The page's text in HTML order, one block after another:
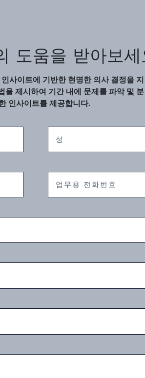
도움을 받아보세
사이트에 기반한 현명한 의사 결정을 지
을 제시하여 기간 내에 문제를 파악 및 분
인사이트를 제공합니다.